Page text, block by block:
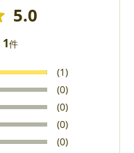
5.0
1件
(1)
(0)
(0)
(0)
(0)